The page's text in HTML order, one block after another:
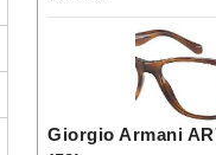
Giorgio Armani